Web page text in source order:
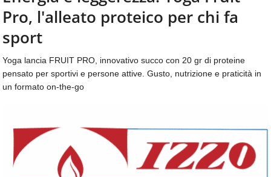
aggiornamenti
quotidiani
temi
come
ospitalità,
ristorazione,
catering
e
articoli
CONTATTI
Pro, l'alleato proteico per chi fa
sport
Yoga lancia FRUIT PRO, innovativo succo con 20 gr di proteine
pensato per sportivi e persone attive. Gusto, nutrizione e praticità in
un formato on-the-go